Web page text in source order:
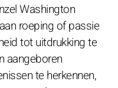
Washington
roeping of passie
tot uitdrukking te
aangeboren
te herkennen,